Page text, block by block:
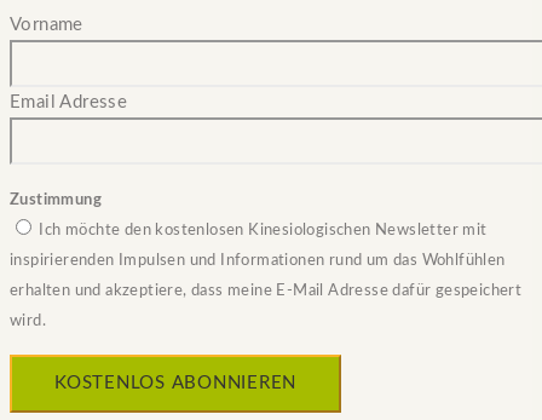
Vorname
Email Adresse
Zustimmung
Ich möchte den kostenlosen Kinesiologischen Newsletter mit
inspirierenden Impulsen und Informationen rund um das Wohlfühlen
erhalten und akzeptiere, dass meine E-Mail Adresse dafür gespeichert
wird.